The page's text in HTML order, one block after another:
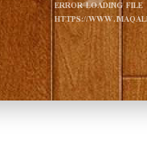
ERROR LOADING
HTTPS://